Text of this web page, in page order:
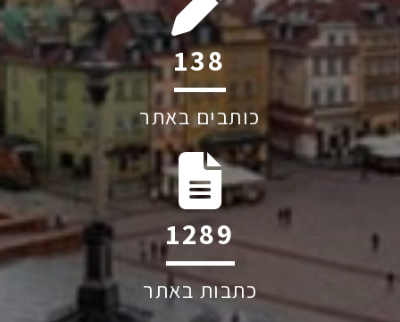
204
כותבים באתר
1895
כתבות באתר